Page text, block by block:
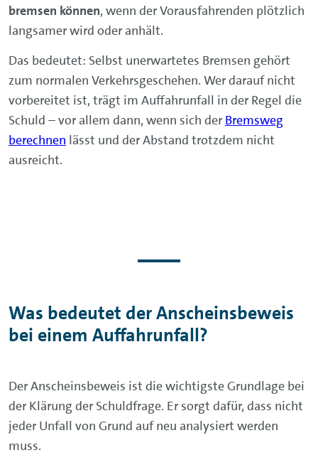
bremsen können, wenn der Vorausfahrenden plötzlich
langsamer wird oder anhält.
Das bedeutet: Selbst unerwartetes Bremsen gehört
zum normalen Verkehrsgeschehen. Wer darauf nicht
vorbereitet ist, trägt im Auffahrunfall in der Regel die
Schuld – vor allem dann, wenn sich der Bremsweg
berechnen lässt und der Abstand trotzdem nicht
ausreicht.
Was bedeutet der Anscheinsbeweis
bei einem Auffahrunfall?
Der Anscheinsbeweis ist die wichtigste Grundlage bei
der Klärung der Schuldfrage. Er sorgt dafür, dass nicht
jeder Unfall von Grund auf neu analysiert werden
muss.